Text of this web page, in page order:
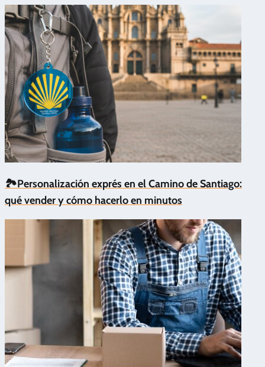
🏞️Personalización exprés en el Camino de Santiago:
qué vender y cómo hacerlo en minutos